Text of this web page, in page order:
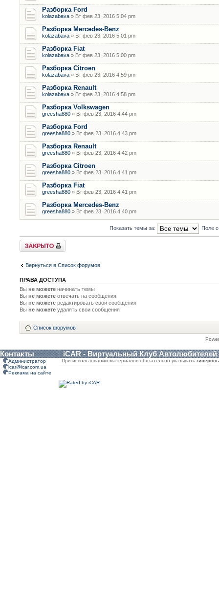
Разборка Ford
kolazabava » Вт фев 23, 2016 5:04 pm
Разборка Mercedes-Benz
kolazabava » Вт фев 23, 2016 5:01 pm
Разборка Fiat
kolazabava » Вт фев 23, 2016 5:00 pm
Разборка Citroen
kolazabava » Вт фев 23, 2016 4:59 pm
Разборка Renault
kolazabava » Вт фев 23, 2016 4:58 pm
Разборка Volkswagen
greesha880 » Вт фев 23, 2016 4:44 pm
Разборка Ford
greesha880 » Вт фев 23, 2016 4:43 pm
Разборка Renault
greesha880 » Вт фев 23, 2016 4:42 pm
Разборка Citroen
greesha880 » Вт фев 23, 2016 4:41 pm
Разборка Fiat
greesha880 » Вт фев 23, 2016 4:41 pm
Разборка Mercedes-Benz
greesha880 » Вт фев 23, 2016 4:40 pm
Показать темы за: Поле
Форум закрыт
Вернуться в Список форумов
ПРАВА ДОСТУПА
Вы не можете начинать темы
Вы не можете отвечать на сообщения
Вы не можете редактировать свои сообщения
Вы не можете удалять свои сообщения
Список форумов
Контакты iCAR - Виртуальный Клуб Автолюбителей
Администратор
icar@icar.com.ua
Реклама на сайте
При использовании материалов обязательно указывать